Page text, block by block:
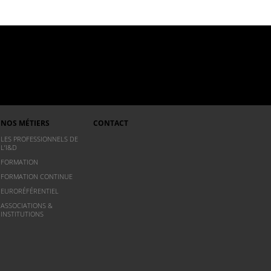
NOS MÉTIERS
LES PROFESSIONNELS DE
L’I&D
FORMATION
FORMATION CONTINUE
EURORÉFÉRENTIEL
ASSOCIATIONS &
INSTITUTIONS
CONTACT